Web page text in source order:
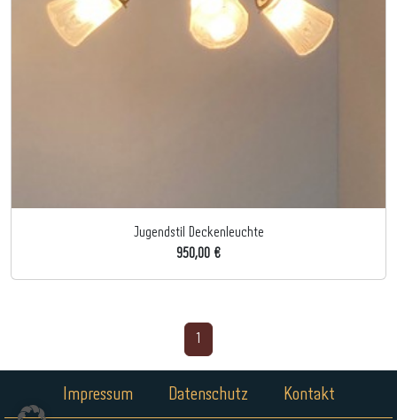
Jugendstil Deckenleuchte
950,00 €
Impressum Datenschutz Kontakt